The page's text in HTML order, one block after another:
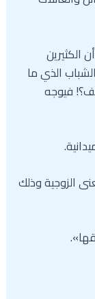
الكثيرين
الذي ما
فيوجه
الزوجية وذلك